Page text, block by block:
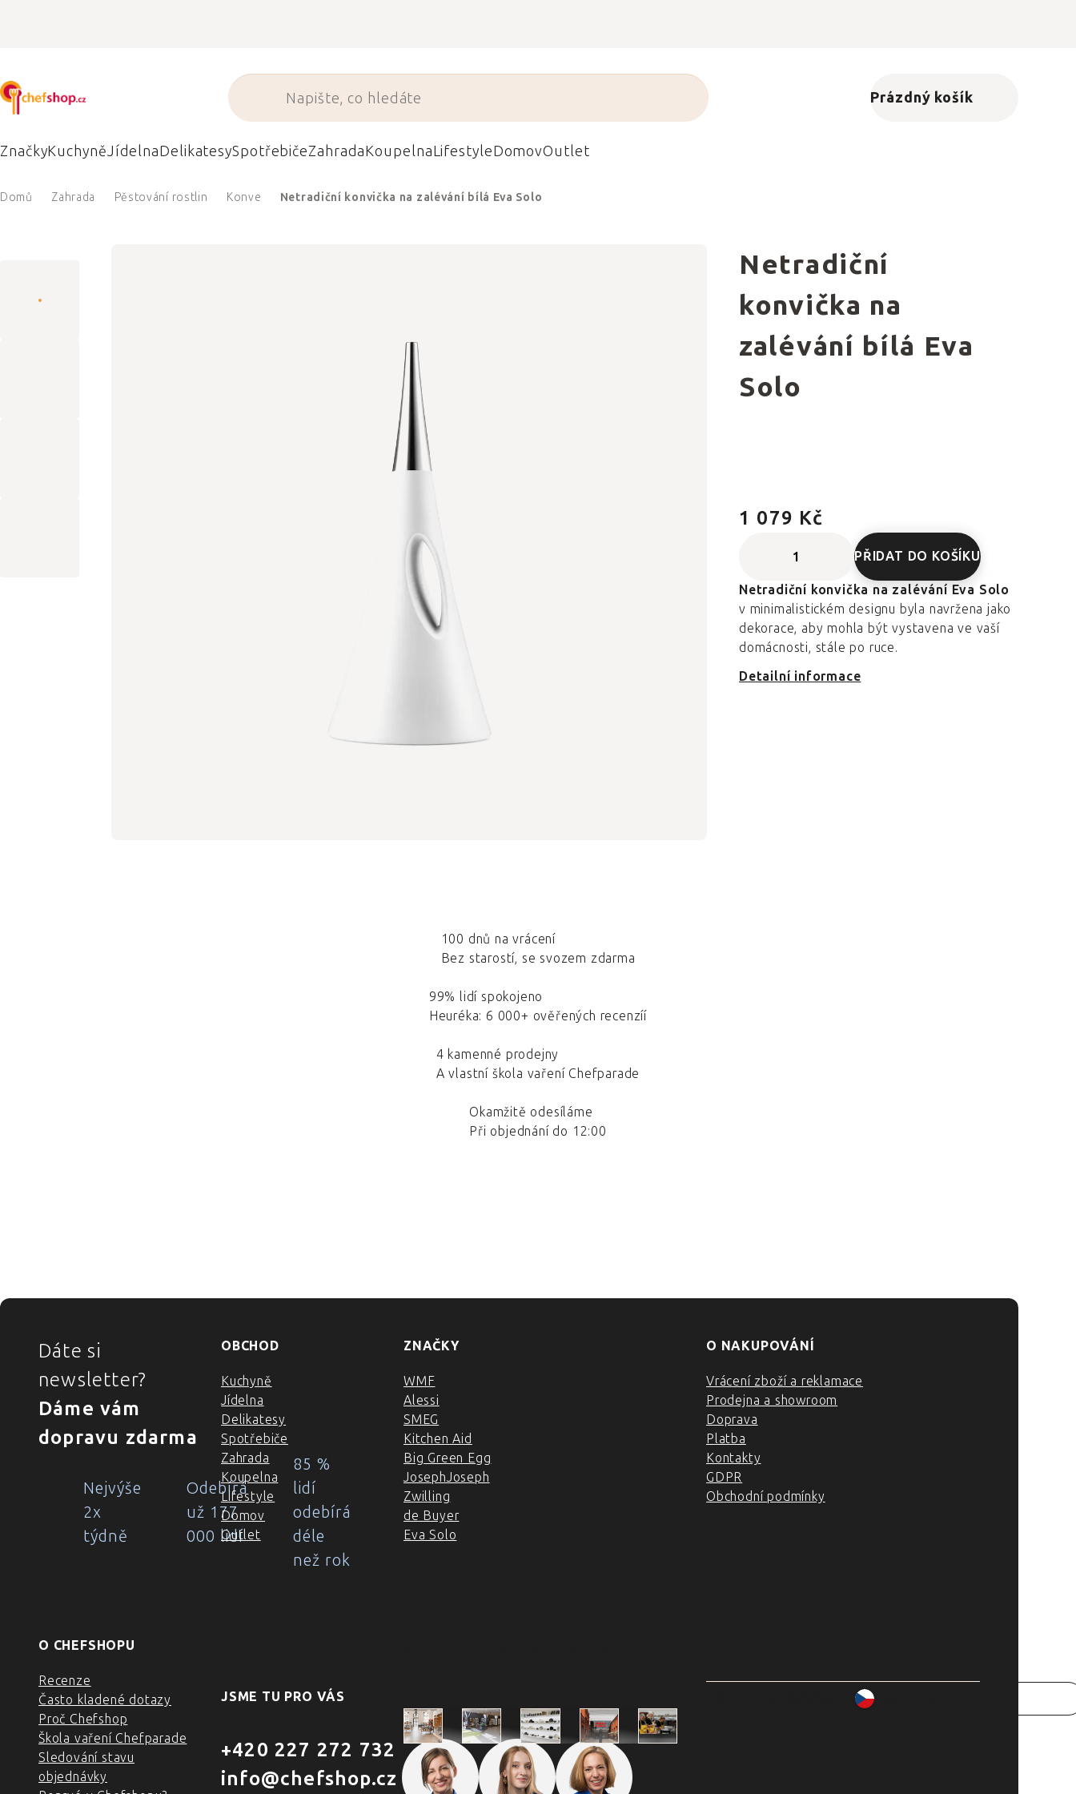
Nákupní košík
Prázdný košík
ZnačkyKuchyněJídelnaDelikatesySpotřebičeZahradaKoupelnaLifestyleDomovOutlet
Domů Zahrada Pěstování rostlin Konve Netradiční konvička na zalévání bílá Eva Solo
Netradiční
konvička na
zalévání bílá Eva
Solo
1 079 Kč
PŘIDAT DO KOŠÍKU
Netradiční konvička na zalévání Eva Solo
v minimalistickém designu byla navržena jako
dekorace, aby mohla být vystavena ve vaší
domácnosti, stále po ruce.
Detailní informace
100 dnů na vrácení
Bez starostí, se svozem zdarma
99% lidí spokojeno
Heuréka: 6 000+ ověřených recenzíí
4 kamenné prodejny
A vlastní škola vaření Chefparade
Okamžitě odesíláme
Při objednání do 12:00
ZÁPATÍ
Dáte si
newsletter?
Dáme vám
dopravu zdarma
Nejvýše
2x
týdně
Odebírá
už 177
000 lidí
85 %
lidí
odebírá
déle
než rok
OBCHOD
Kuchyně
Jídelna
Delikatesy
Spotřebiče
Zahrada
Koupelna
Lifestyle
Domov
Outlet
ZNAČKY
WMF
Alessi
SMEG
Kitchen Aid
Big Green Egg
JosephJoseph
Zwilling
de Buyer
Eva Solo
O NAKUPOVÁNÍ
Vrácení zboží a reklamace
Prodejna a showroom
Doprava
Platba
Kontakty
GDPR
Obchodní podmínky
O CHEFSHOPU
Recenze
Často kladené dotazy
Proč Chefshop
Škola vaření Chefparade
Sledování stavu
objednávky
JSME TU PRO VÁS
+420 227 272 732
info@chefshop.cz
Praha Praha
Outlet
Brno
www.chefshop.cz